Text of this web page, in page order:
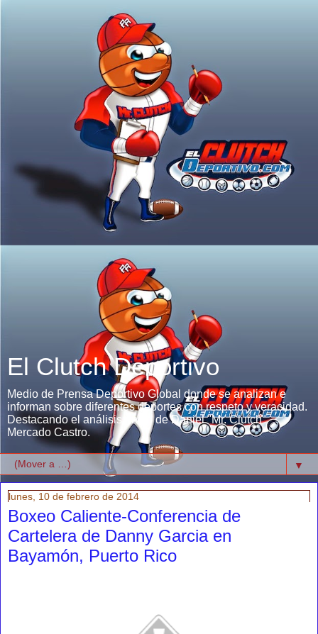
El Clutch Deportivo
Medio de Prensa Deportivo Global donde se analizan e
informan sobre diferentes deportes con respeto y veracidad.
Destacando el análisis único de Daniel "Mr. Clutch"
Mercado Castro.
▼
lunes, 10 de febrero de 2014
Boxeo Caliente-Conferencia de
Cartelera de Danny Garcia en
Bayamón, Puerto Rico